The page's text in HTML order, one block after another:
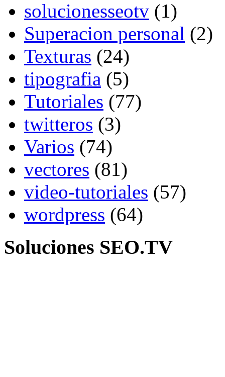
solucionesseotv (1)
Superacion personal (2)
Texturas (24)
tipografia (5)
Tutoriales (77)
twitteros (3)
Varios (74)
vectores (81)
video-tutoriales (57)
wordpress (64)
Soluciones SEO.TV